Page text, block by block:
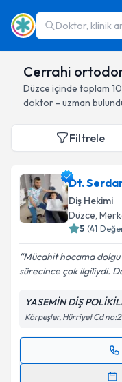
Doktor, klinik
Cerrahi
Düzce içinde toplam 10
doktor - uzman
Filtrele
Dt.
Diş Hekimi
Düzce,
5 (41
Mücahit hocama dolgu
sürecince çok ilgiliydi.
YASEMİN DİŞ
Körpeşler, Hürriyet Cd
Randevu